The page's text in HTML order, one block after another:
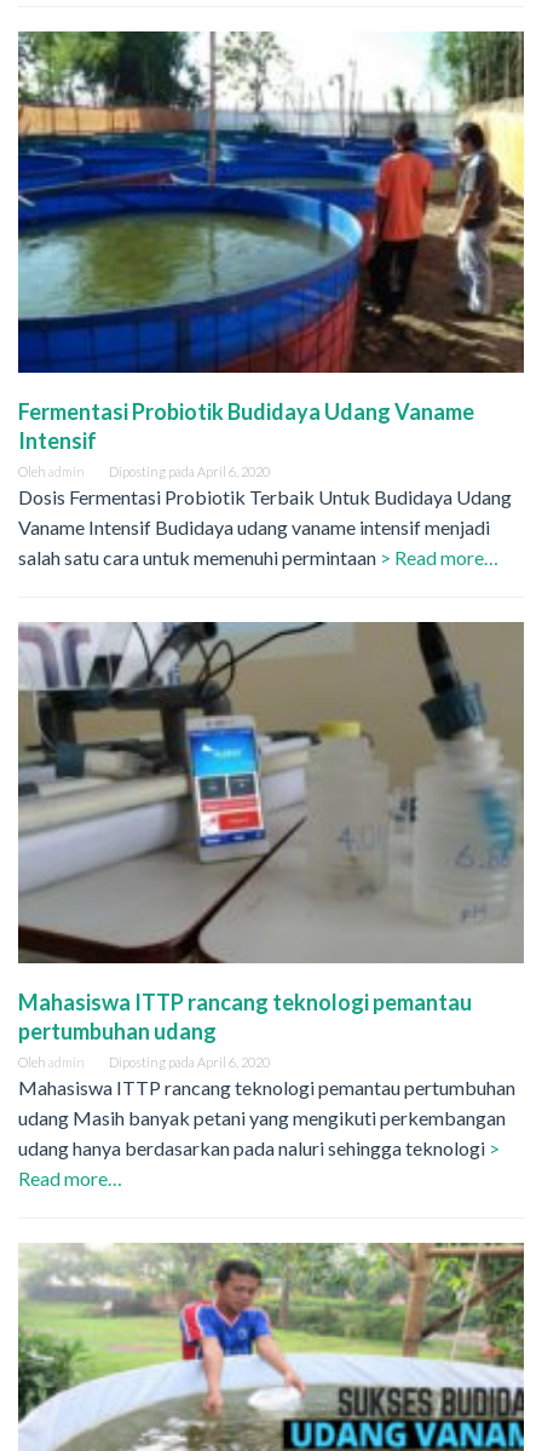
Fermentasi Probiotik Budidaya Udang Vaname
Intensif
Oleh admin Diposting pada April 6, 2020
Dosis Fermentasi Probiotik Terbaik Untuk Budidaya Udang
Vaname Intensif Budidaya udang vaname intensif menjadi
salah satu cara untuk memenuhi permintaan > Read more…
Mahasiswa ITTP rancang teknologi pemantau
pertumbuhan udang
Oleh admin Diposting pada April 6, 2020
Mahasiswa ITTP rancang teknologi pemantau pertumbuhan
udang Masih banyak petani yang mengikuti perkembangan
udang hanya berdasarkan pada naluri sehingga teknologi >
Read more…